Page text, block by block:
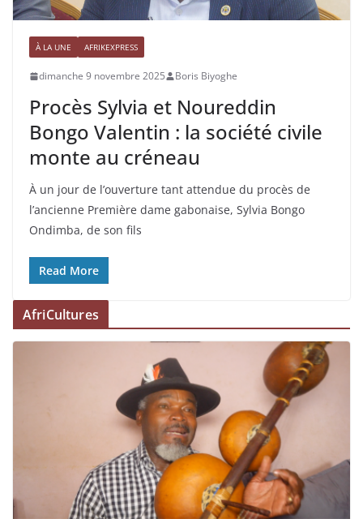
À LA UNE AFRIKEXPRESS
dimanche 9 novembre 2025 Boris Biyoghe
Procès Sylvia et Noureddin
Bongo Valentin : la société civile
monte au créneau
À un jour de l’ouverture tant attendue du procès de
l’ancienne Première dame gabonaise, Sylvia Bongo
Ondimba, de son fils
Read More
AfriCultures